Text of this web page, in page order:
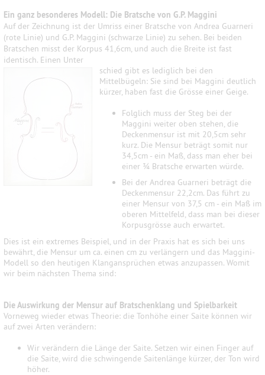
Ein ganz besonderes Modell: Die Bratsche von G.P. Maggini
Auf der Zeichnung ist der Umriss einer Bratsche von Andrea Guarneri
(rote Linie) und G.P. Maggini (schwarze Linie) zu sehen. Bei beiden
Bratschen misst der Korpus 41,6cm, und auch die Breite ist fast
identisch. Einen Unter
schied gibt es lediglich bei den
Mittelbügeln: Sie sind bei Maggini deutlich
kürzer, haben fast die Grösse einer Geige.
Folglich muss der Steg bei der
Maggini weiter oben stehen, die
Deckenmensur ist mit 20,5cm sehr
kurz. Die Mensur beträgt somit nur
34,5cm - ein Maß, dass man eher bei
einer ¾ Bratsche erwarten würde.
Bei der Andrea Guarneri beträgt die
Deckenmensur 22,2cm. Das führt zu
einer Mensur von 37,5 cm - ein Maß im
oberen Mittelfeld, dass man bei dieser
Korpusgrösse auch erwartet.
Dies ist ein extremes Beispiel, und in der Praxis hat es sich bei uns
bewährt, die Mensur um ca. einen cm zu verlängern und das Maggini-
Modell so den heutigen Klangansprüchen etwas anzupassen. Womit
wir beim nächsten Thema sind:
Die Auswirkung der Mensur auf Bratschenklang und Spielbarkeit
Vorneweg wieder etwas Theorie: die Tonhöhe einer Saite können wir
auf zwei Arten verändern:
Wir verändern die Länge der Saite. Setzen wir einen Finger auf
die Saite, wird die schwingende Saitenlänge kürzer, der Ton wird
höher.